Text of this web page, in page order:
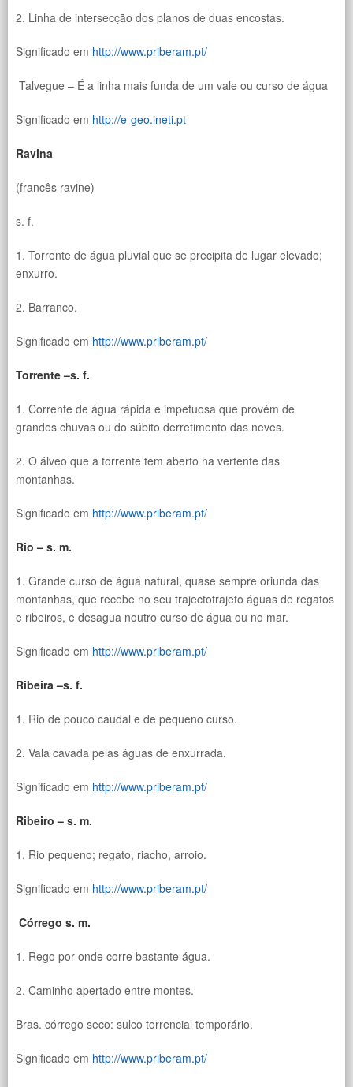
2. Linha de intersecção dos planos de duas encostas.
Significado em http://www.priberam.pt/
Talvegue – É a linha mais funda de um vale ou curso de água
Significado em http://e-geo.ineti.pt
Ravina
(francês ravine)
s. f.
1. Torrente de água pluvial que se precipita de lugar elevado;
enxurro.
2. Barranco.
Significado em http://www.priberam.pt/
Torrente –s. f.
1. Corrente de água rápida e impetuosa que provém de
grandes chuvas ou do súbito derretimento das neves.
2. O álveo que a torrente tem aberto na vertente das
montanhas.
Significado em http://www.priberam.pt/
Rio – s. m.
1. Grande curso de água natural, quase sempre oriunda das
montanhas, que recebe no seu trajectotrajeto águas de regatos
e ribeiros, e desagua noutro curso de água ou no mar.
Significado em http://www.priberam.pt/
Ribeira –s. f.
1. Rio de pouco caudal e de pequeno curso.
2. Vala cavada pelas águas de enxurrada.
Significado em http://www.priberam.pt/
Ribeiro – s. m.
1. Rio pequeno; regato, riacho, arroio.
Significado em http://www.priberam.pt/
Córrego s. m.
1. Rego por onde corre bastante água.
2. Caminho apertado entre montes.
Bras. córrego seco: sulco torrencial temporário.
Significado em http://www.priberam.pt/